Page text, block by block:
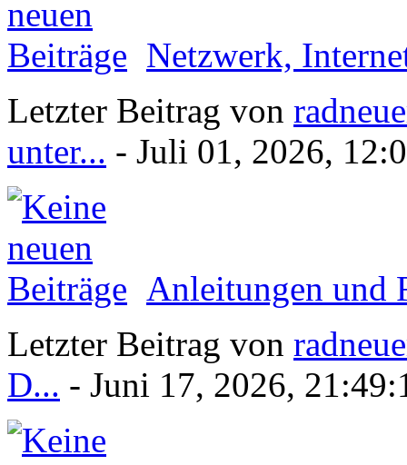
Netzwerk,
Letzter Beitrag von
unter... - Juli 01, 2026,
Anleitungen und
Letzter Beitrag von
D... - Juni 17, 2026,